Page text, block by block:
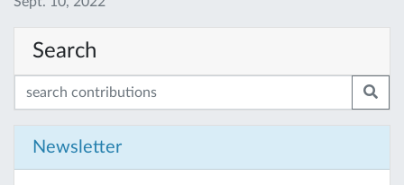
Search
Newsletter